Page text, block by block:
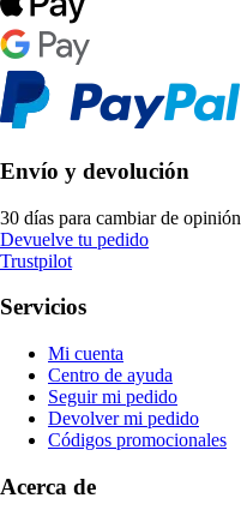
Envío y devolución
30 días para cambiar de opinión
Devuelve tu pedido
Trustpilot
Servicios
Mi cuenta
Centro de ayuda
Seguir mi pedido
Devolver mi pedido
Códigos promocionales
Acerca de